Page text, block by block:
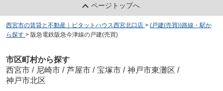
ページトップへ
西宮市の賃貸と不動産｜ピタットハウス西宮北口店 > (戸建(売買))路線・駅か
ら探す > 阪急電鉄阪急今津線の戸建(売買)
市区町村から探す
西宮市 / 尼崎市 / 芦屋市 / 宝塚市 / 神戸市東灘区 /
神戸市北区